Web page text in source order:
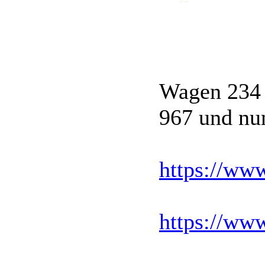
Wagen
967 und
https://
https://